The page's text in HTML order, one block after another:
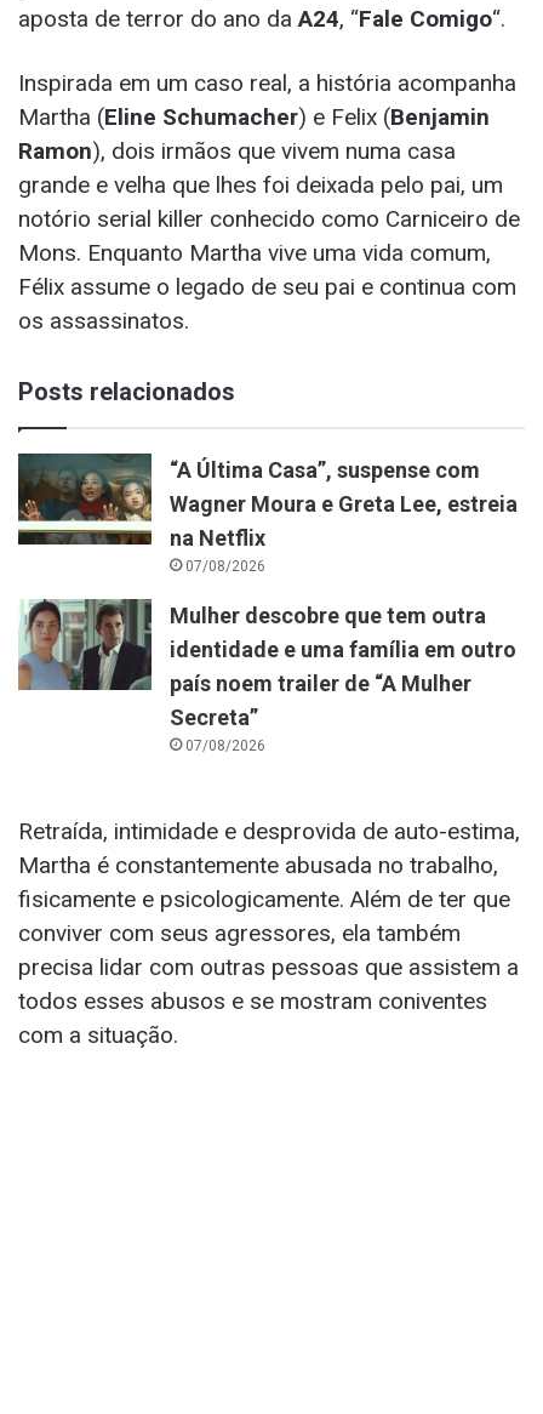
aposta de terror do ano da A24, “Fale Comigo“.
Inspirada em um caso real, a história acompanha
Martha (Eline Schumacher) e Felix (Benjamin
Ramon), dois irmãos que vivem numa casa
grande e velha que lhes foi deixada pelo pai, um
notório serial killer conhecido como Carniceiro de
Mons. Enquanto Martha vive uma vida comum,
Félix assume o legado de seu pai e continua com
os assassinatos.
Posts relacionados
“A Última Casa”, suspense com
Wagner Moura e Greta Lee, estreia
na Netflix
07/08/2026
Mulher descobre que tem outra
identidade e uma família em outro
país noem trailer de “A Mulher
Secreta”
07/08/2026
Retraída, intimidade e desprovida de auto-estima,
Martha é constantemente abusada no trabalho,
fisicamente e psicologicamente. Além de ter que
conviver com seus agressores, ela também
precisa lidar com outras pessoas que assistem a
todos esses abusos e se mostram coniventes
com a situação.